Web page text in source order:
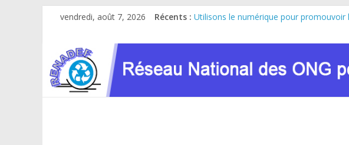
Passervendredi, août 7, 2026 Récents : Utilisons le numérique pour
RDC : Sous l’impulsion de Marie
Atelier de consultation sur les